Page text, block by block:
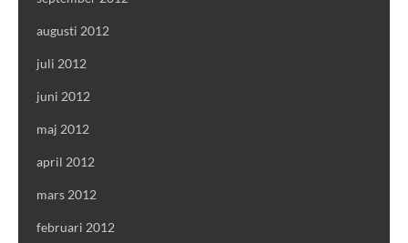
augusti 2012
juli 2012
juni 2012
maj 2012
april 2012
mars 2012
februari 2012